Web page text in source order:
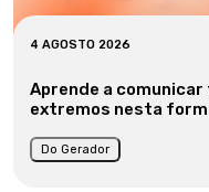
4 AGOSTO 2026
Aprende a
extremos nesta
Do Gerador